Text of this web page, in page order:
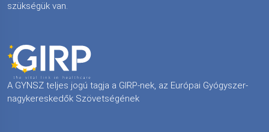
szükségük van.
A GYNSZ teljes jogú tagja a GIRP-nek, az Európai Gyógyszer-
nagykereskedők Szövetségének